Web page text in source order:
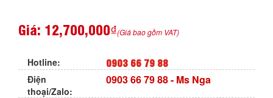
Giá: 12,700,000₫(Giá bao gồm VAT)
Hotline: 0903 66 79 88
Điện
thoại/Zalo:
0903 66 79 88- Ms Nga